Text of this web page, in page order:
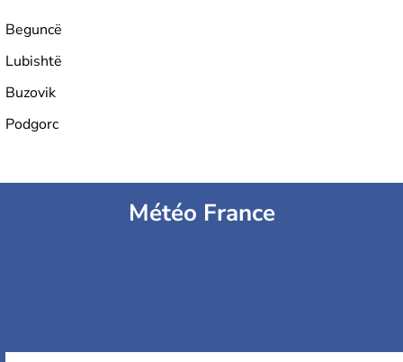
Beguncë
Lubishtë
Buzovik
Podgorc
Météo France